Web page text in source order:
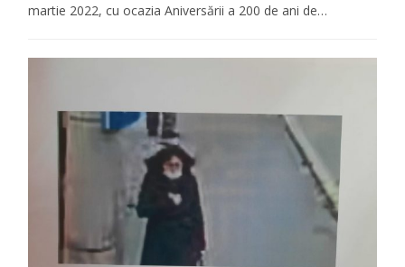
martie 2022, cu ocazia Aniversării a 200 de ani de…